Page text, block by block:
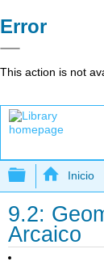
Error
This action is not
Inicio
9.2:
Arcaico